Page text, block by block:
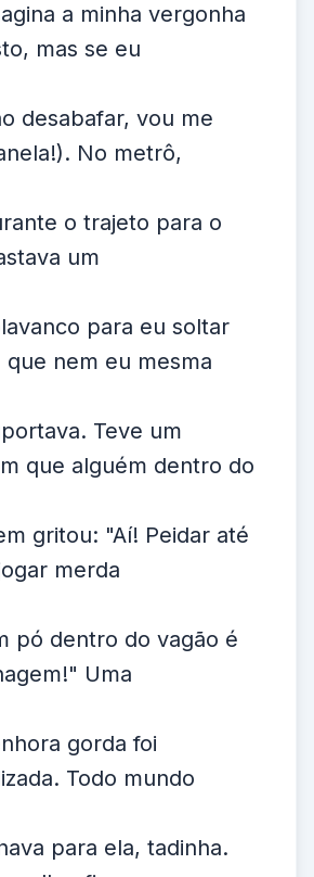
a minha vergonha
mas se eu
desabafar, vou me
No metrô,
o trajeto para o
um
para eu soltar
nem eu mesma
Teve um
que alguém dentro do
gritou: "Aí! Peidar até
merda
pó dentro do vagão é
Uma
gorda foi
Todo mundo
para ela, tadinha.